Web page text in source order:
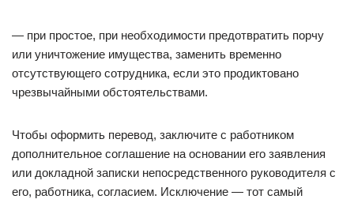
— при простое, при необходимости предотвратить порчу
или уничтожение имущества, заменить временно
отсутствующего сотрудника, если это продиктовано
чрезвычайными обстоятельствами.
Чтобы оформить перевод, заключите с работником
дополнительное соглашение на основании его заявления
или докладной записки непосредственного руководителя с
его, работника, согласием. Исключение — тот самый